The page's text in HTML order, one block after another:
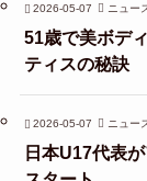
2026-05-07 ニュー
51歳で美ボデ
ティスの秘訣
2026-05-07 ニュー
日本U17代表